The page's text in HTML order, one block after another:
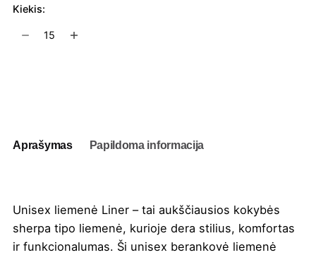
Kiekis:
produkto
Aprašymas Papildoma informacija
Unisex liemenė Liner – tai aukščiausios kokybės
sherpa tipo liemenė, kurioje dera stilius, komfortas
ir funkcionalumas. Ši unisex berankovė liemenė